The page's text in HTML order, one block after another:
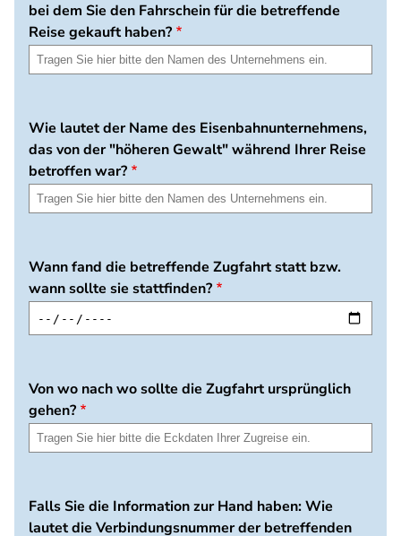
bei dem Sie den Fahrschein für die betreffende
Reise gekauft haben?
Wie lautet der Name des Eisenbahnunternehmens,
das von der "höheren Gewalt" während Ihrer Reise
betroffen war?
Wann fand die betreffende Zugfahrt statt bzw.
wann sollte sie stattfinden?
Von wo nach wo sollte die Zugfahrt ursprünglich
gehen?
Falls Sie die Information zur Hand haben: Wie
lautet die Verbindungsnummer der betreffenden